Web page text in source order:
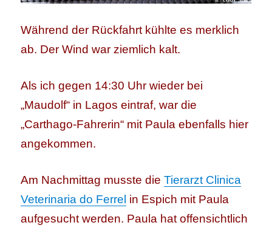
Während der Rückfahrt kühlte es merklich
ab. Der Wind war ziemlich kalt.
Als ich gegen 14:30 Uhr wieder bei
„Maudolf“ in Lagos eintraf, war die
„Carthago-Fahrerin“ mit Paula ebenfalls hier
angekommen.
Am Nachmittag musste dieTierarzt Clinica
Veterinaria do Ferrel in Espich mit Paula
aufgesucht werden. Paula hat offensichtlich